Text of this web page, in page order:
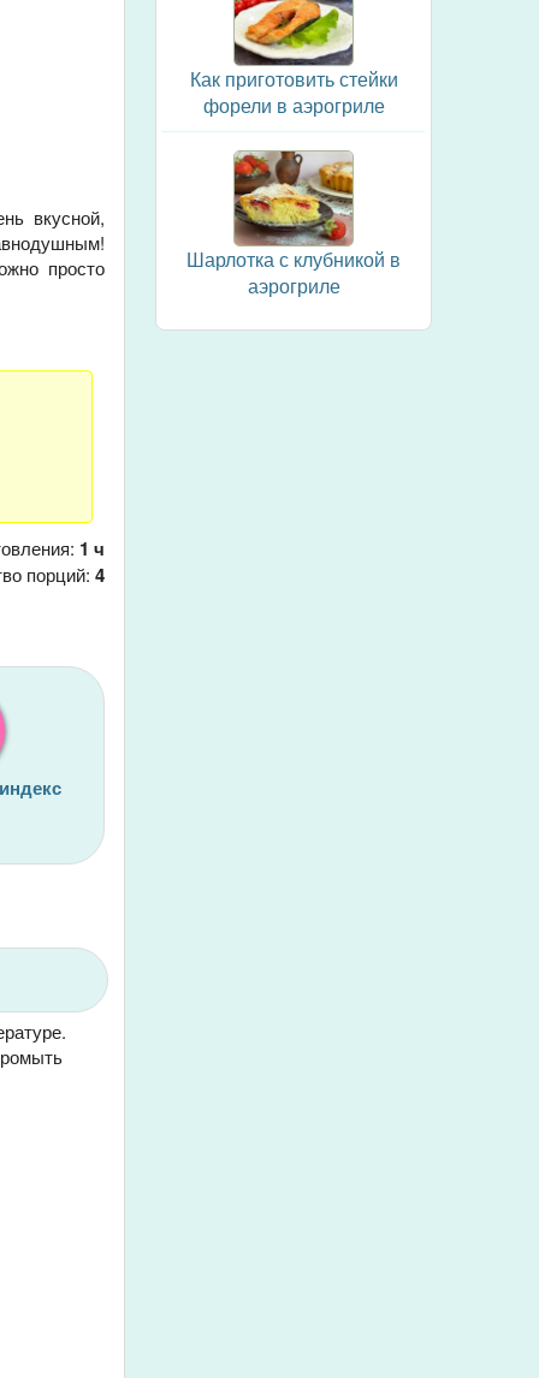
вкусной,
просто
1 ч
порций: 4
Как приготовить стейки
форели в аэрогриле
Шарлотка с клубникой в
аэрогриле